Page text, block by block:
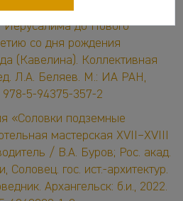
И.Ю., Федорова И.В.,
до Нового
со дня рождения
(Кавелина). Коллективная
Л.А. Беляев. М.: ИА РАН,
978-5-94375-357-2
«Соловки подземные
мастерская XVII–XVIII
/ В.А. Буров; Рос. акад.
Соловец. гос. ист.-архитектур.
Архангельск: б.и., 2022.